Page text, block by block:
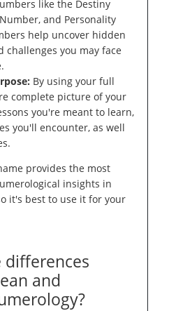
like the Destiny
and Personality
help uncover hidden
challenges you may face
By using your full
complete picture of your
you're meant to learn,
you'll encounter, as well
provides the most
insights in
it's best to use it for your
differences
and